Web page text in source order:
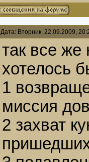
Дата: Вторник, 22.09.2009,
так все же
хотелось
1
миссия
2 захват